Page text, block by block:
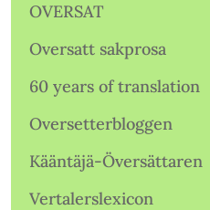
OVERSAT
Oversatt sakprosa
60 years of translation
Oversetterbloggen
Kääntäjä-Översättaren
Vertalerslexicon